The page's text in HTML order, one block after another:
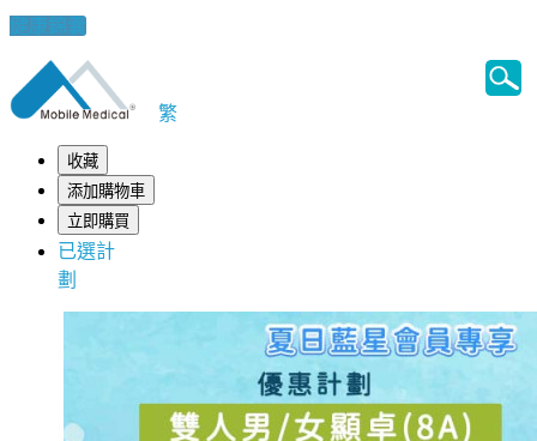
健康錦囊
繁
收藏
添加購物車
立即購買
已選計
劃